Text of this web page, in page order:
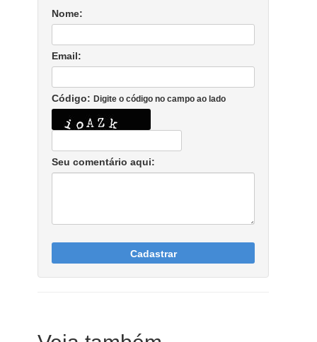
Nome:
Email:
Código: Digite o código no campo ao lado
Seu comentário aqui:
Cadastrar